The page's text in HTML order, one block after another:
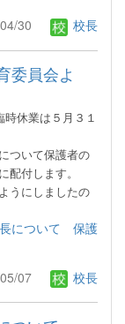
30 校長
委員会よ
休業は５月３１
ついて保護者の
配付します。
うにしましたの
について 保護
07 校長